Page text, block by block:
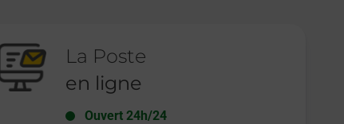
La Poste
en ligne
Ouvert 24h/24